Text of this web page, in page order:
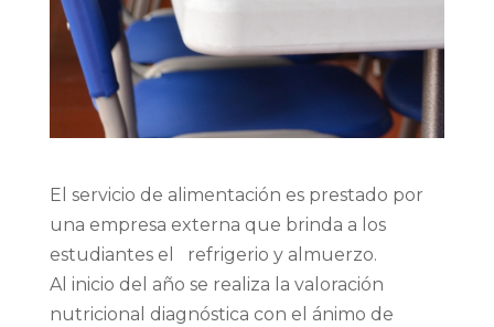
El servicio de alimentación es prestado por
una empresa externa que brinda a los
estudiantes el refrigerio y almuerzo.
Al inicio del año se realiza la valoración
nutricional diagnóstica con el ánimo de